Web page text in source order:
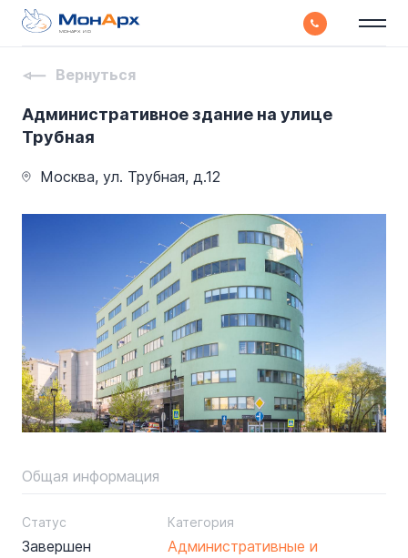
МОНАРХ И О
Вернуться
Административное здание на улице
Трубная
Москва, ул. Трубная, д.12
Общая информация
Статус
Завершен
Категория
Административные и